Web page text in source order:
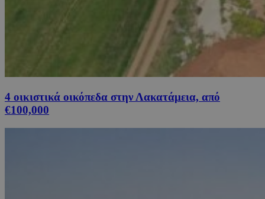
4 οικιστικά οικόπεδα στην Λακατάμεια, από
€100,000